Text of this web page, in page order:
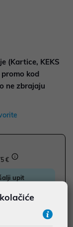
(Kartice, KEKS
kod
ne zbrajaju
€
upit